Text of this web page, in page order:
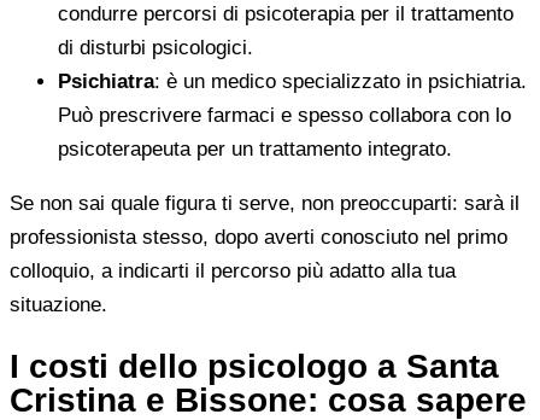
condurre percorsi di psicoterapia per il trattamento
di disturbi psicologici.
Psichiatra: è un medico specializzato in psichiatria.
Può prescrivere farmaci e spesso collabora con lo
psicoterapeuta per un trattamento integrato.
Se non sai quale figura ti serve, non preoccuparti: sarà il
professionista stesso, dopo averti conosciuto nel primo
colloquio, a indicarti il percorso più adatto alla tua
situazione.
I costi dello psicologo a Santa
Cristina e Bissone: cosa sapere